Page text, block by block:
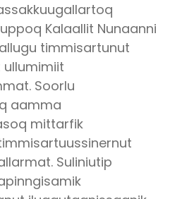
Kalaallit Nunaanni
timmisartunut
Soorlu
aamma
mittarfik
Suliniutip